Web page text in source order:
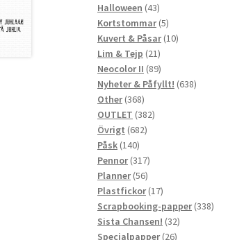
Halloween 4343
produkter
Kortstommar 55
produkter
Kuvert & Påsar 1010
Lim & Tejp 2121
produkter
Neocolor II 8989
produkter
Nyheter & Påfyllt! 638638
Other 368368
produkter
OUTLET 382382
Övrigt 682682
Påsk 140140
produkter
Pennor 317317
produkter
Planner 5656
produkter
Plastfickor 1717
produkter
Scrapbooking-papper 338338
Sista Chansen! 3232
Specialpapper 2626